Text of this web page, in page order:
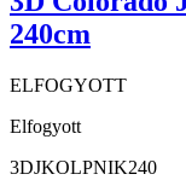
240cm
ELFOGYOTT
Elfogyott
3DJKOLPNIK240